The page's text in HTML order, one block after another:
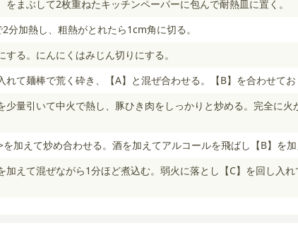
まぶして2枚重ねたキッチンペーパーに包んで耐熱皿に置く。
分加熱し、粗熱がとれたら1cm角に切る。
る。にんにくはみじん切りにする。
れて麺棒で荒く砕き、【A】と混ぜ合わせる。【B】を合わせてお
少量引いて中火で熱し、豚ひき肉をしっかりと炒める。完全に火
加えて炒め合わせる。酒を加えてアルコールを飛ばし【B】を加
加えて混ぜながら1分ほど煮込む。弱火に落とし【C】を回し入